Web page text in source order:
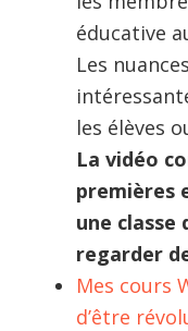
éducative
Les
les élèves
La vidéo
premières
une classe
regarder
Mes cours
d’être